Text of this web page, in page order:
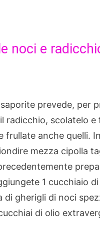
noci e
prevede, per
radicchio, scolatelo e
frullate anche quelli.
mezza cipolla
1 cucchiaio
di gherigli di noci
di olio